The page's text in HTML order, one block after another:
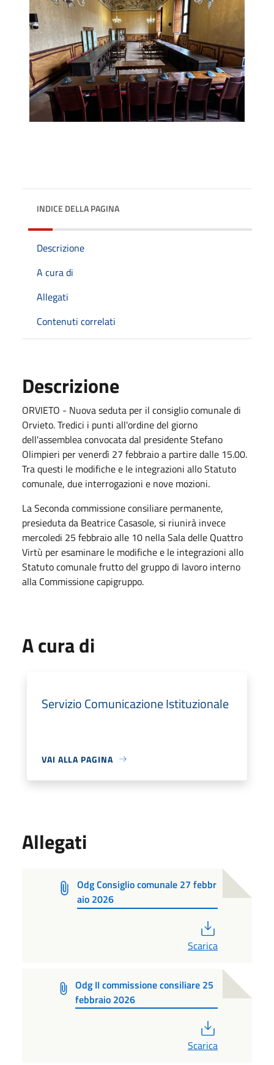
INDICE DELLA PAGINA
Descrizione
A cura di
Allegati
Contenuti correlati
Descrizione
ORVIETO - Nuova seduta per il consiglio comunale di
Orvieto. Tredici i punti all'ordine del giorno
dell'assemblea convocata dal presidente Stefano
Olimpieri per venerdì 27 febbraio a partire dalle 15.00.
Tra questi le modifiche e le integrazioni allo Statuto
comunale, due interrogazioni e nove mozioni.
La Seconda commissione consiliare permanente,
presieduta da Beatrice Casasole, si riunirà invece
mercoledi 25 febbraio alle 10 nella Sala delle Quattro
Virtù per esaminare le modifiche e le integrazioni allo
Statuto comunale frutto del gruppo di lavoro interno
alla Commissione capigruppo.
A cura di
Servizio Comunicazione Istituzionale
VAI ALLA PAGINA
Allegati
Odg Consiglio comunale 27 febbr
aio 2026
Scarica
Odg II commissione consiliare 25
febbraio 2026
Scarica